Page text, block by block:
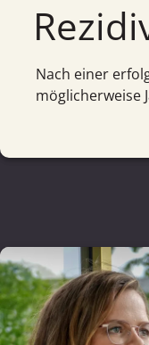
Nach einer
möglicherweise